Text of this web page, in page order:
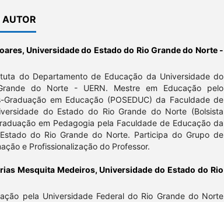
AUTOR
Universidade do Estado do Rio Grande do Norte -
do Departamento de Educação da Universidade do
do Norte - UERN. Mestre em Educação pelo
Graduação em Educação (POSEDUC) da Faculdade de
do Estado do Rio Grande do Norte (Bolsista
em Pedagogia pela Faculdade de Educação da
do Rio Grande do Norte. Participa do Grupo de
e Profissionalização do Professor.
Mesquita Medeiros,Universidade do Estado do Rio
pela Universidade Federal do Rio Grande do Norte